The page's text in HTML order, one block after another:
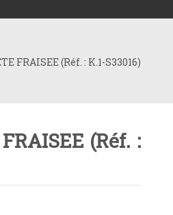
FRAISEE (Réf. : K.1-S33016)
(Réf. :